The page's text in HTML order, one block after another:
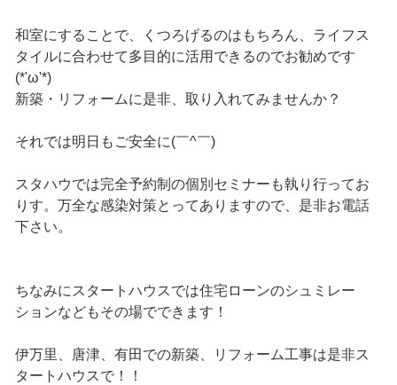
和室にすることで、くつろげるのはもちろん、ライフス
タイルに合わせて多目的に活用できるのでお勧めです
(*'ω'*)
新築・リフォームに是非、取り入れてみませんか？
それでは明日もご安全に(￣^￣)ゞ
スタハウでは完全予約制の個別セミナーも執り行ってお
りす。万全な感染対策とってありますので、是非お電話
下さい。
ちなみにスタートハウスでは住宅ローンのシュミレー
ションなどもその場でできます！
伊万里、唐津、有田での新築、リフォーム工事は是非ス
タートハウスで！！